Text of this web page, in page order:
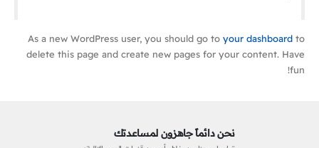
As a new WordPress user, you should go to your dashboard to
delete this page and create new pages for your content. Have
fun!
نحن دائماً جاهزون لمساعدتك